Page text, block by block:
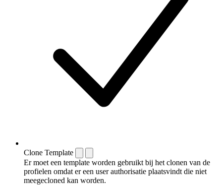
Clone Template
Er moet een template worden gebruikt bij het clonen van de
profielen omdat er een user authorisatie plaatsvindt die niet
meegecloned kan worden.